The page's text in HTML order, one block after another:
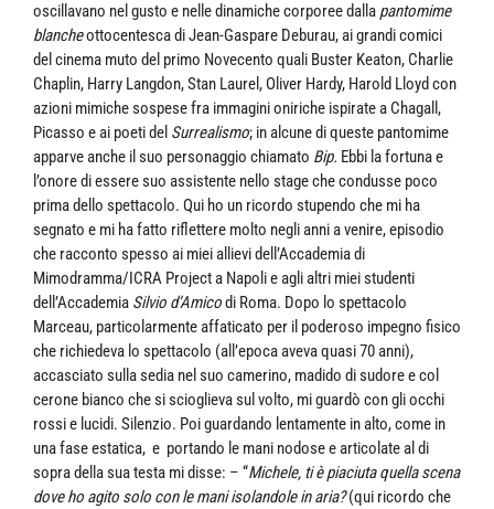
oscillavano nel gusto e nelle dinamiche corporee dalla pantomime
blancheottocentesca di Jean-Gaspare Deburau, ai grandi comici
del cinema muto del primo Novecento quali Buster Keaton, Charlie
Chaplin, Harry Langdon, Stan Laurel, Oliver Hardy, Harold Lloyd con
azioni mimiche sospese fra immagini oniriche ispirate a Chagall,
Picasso e ai poeti del Surrealismo; in alcune di queste pantomime
apparve anche il suo personaggio chiamato Bip. Ebbi la fortuna e
l’onore di essere suo assistente nello stage che condusse poco
prima dello spettacolo. Qui ho un ricordo stupendo che mi ha
segnato e mi ha fatto riflettere molto negli anni a venire, episodio
che racconto spesso ai miei allievi dell’Accademia di
Mimodramma/ICRA Project a Napoli e agli altri miei studenti
dell’Accademia Silvio d’Amicodi Roma. Dopo lo spettacolo
Marceau, particolarmente affaticato per il poderoso impegno fisico
che richiedeva lo spettacolo (all’epoca aveva quasi 70 anni),
accasciato sulla sedia nel suo camerino, madido di sudore e col
cerone bianco che si scioglieva sul volto, mi guardò con gli occhi
rossi e lucidi. Silenzio. Poi guardando lentamente in alto, come in
una fase estatica, e portando le mani nodose e articolate al di
sopra della sua testa mi disse: – “Michele, ti è piaciuta quella scena
dove ho agito solo con le mani isolandole in aria?(qui ricordo che